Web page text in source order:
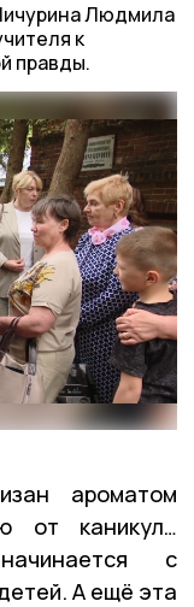
Людмила
к
правды.
ароматом
от каникул…
с
А ещё эта